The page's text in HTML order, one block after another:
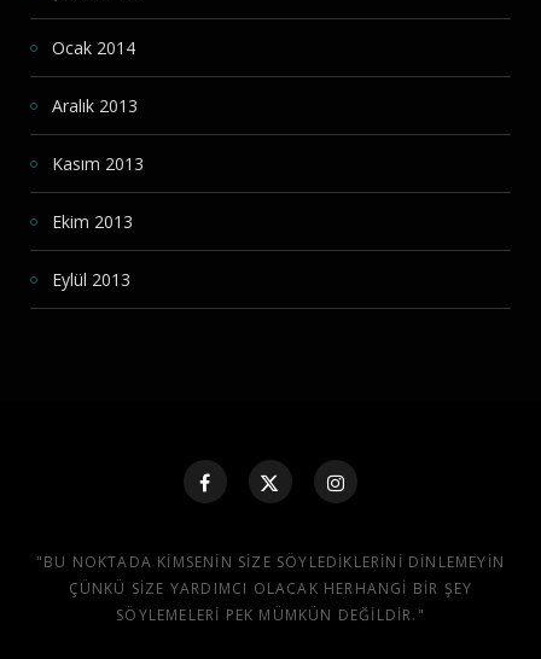
Ocak 2014
Aralık 2013
Kasım 2013
Ekim 2013
Eylül 2013
"BU NOKTADA KIMSENIN SIZE SÖYLEDIKLERINI DINLEMEYIN
ÇÜNKÜ SIZE YARDIMCI OLACAK HERHANGI BIR ŞEY
SÖYLEMELERI PEK MÜMKÜN DEĞILDIR."